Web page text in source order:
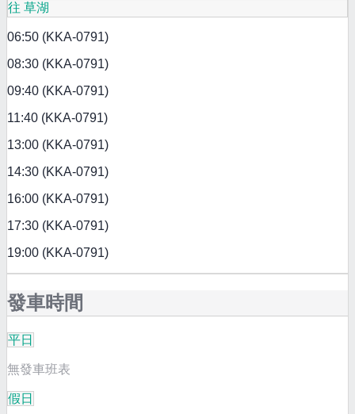
往 草湖
06:50 (KKA-0791)
08:30 (KKA-0791)
09:40 (KKA-0791)
11:40 (KKA-0791)
13:00 (KKA-0791)
14:30 (KKA-0791)
16:00 (KKA-0791)
17:30 (KKA-0791)
19:00 (KKA-0791)
發車時間
平日
無發車班表
假日